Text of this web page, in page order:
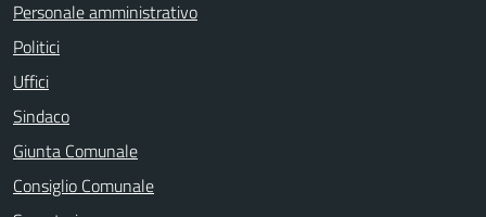
Personale amministrativo
Politici
Uffici
Sindaco
Giunta Comunale
Consiglio Comunale